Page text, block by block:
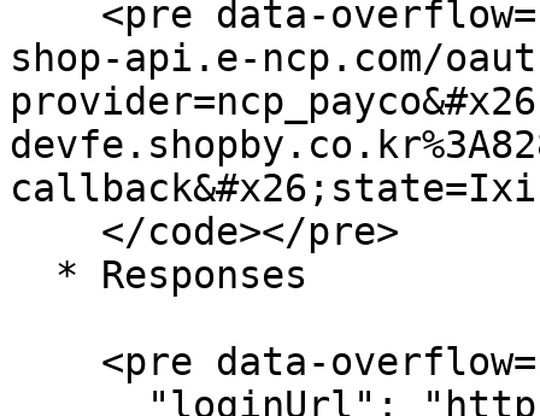
shop-api.e-ncp.com/